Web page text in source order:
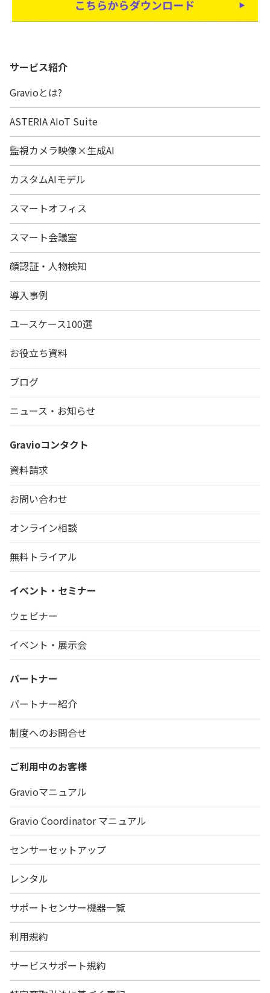
サービス紹介
Gravioとは?
ASTERIA AIoT Suite
監視カメラ映像×生成AI
カスタムAIモデル
スマートオフィス
スマート会議室
顔認証・人物検知
導入事例
ユースケース100選
お役立ち資料
ブログ
ニュース・お知らせ
Gravioコンタクト
資料請求
お問い合わせ
オンライン相談
無料トライアル
イベント・セミナー
ウェビナー
イベント・展示会
パートナー
パートナー紹介
制度へのお問合せ
ご利用中のお客様
Gravioマニュアル
Gravio Coordinator マニュアル
センサーセットアップ
レンタル
サポートセンサー機器一覧
利用規約
サービスサポート規約